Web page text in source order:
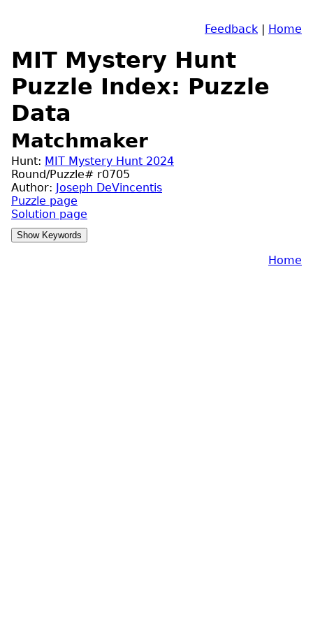
Feedback | Home
MIT Mystery Hunt
Puzzle Index: Puzzle
Data
Matchmaker
Hunt: MIT Mystery Hunt 2024
Round/Puzzle# r0705
Author: Joseph DeVincentis
Puzzle page
Solution page
Home